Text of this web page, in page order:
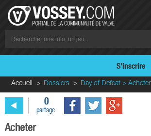
S'inscrire
Accueil Dossiers Day of Defeat > Acheter
0
partage
Acheter